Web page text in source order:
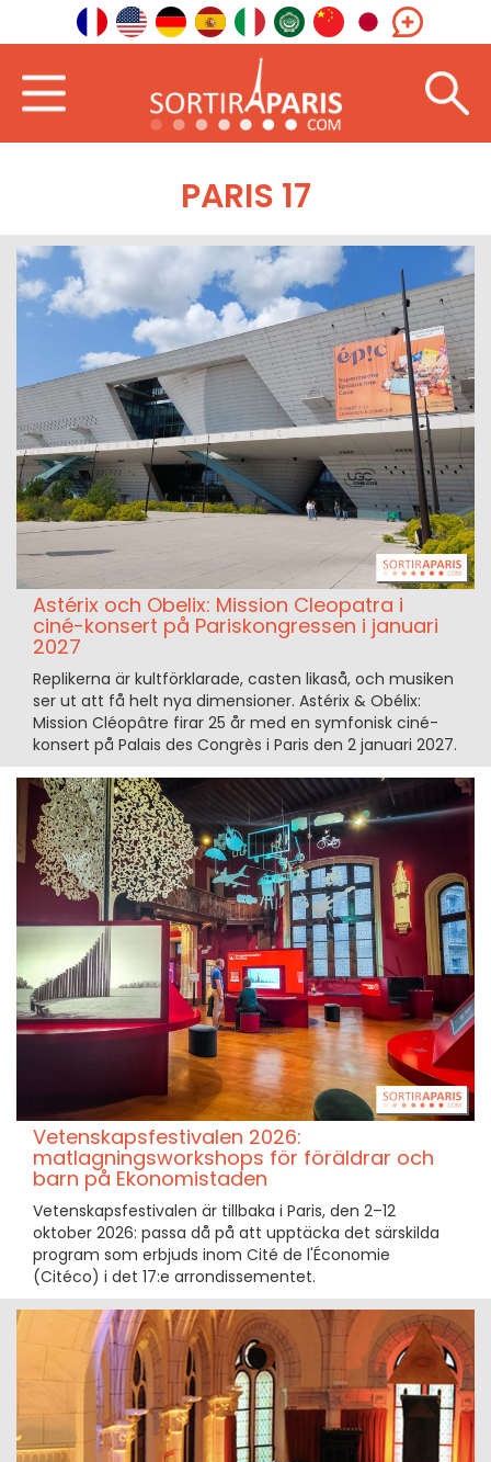
PARIS 17
Astérix och Obelix: Mission Cleopatra i
ciné-konsert på Pariskongressen i januari
2027
Replikerna är kultförklarade, casten likaså, och musiken
ser ut att få helt nya dimensioner. Astérix & Obélix:
Mission Cléopâtre firar 25 år med en symfonisk ciné-
konsert på Palais des Congrès i Paris den 2 januari 2027.
Vetenskapsfestivalen 2026:
matlagningsworkshops för föräldrar och
barn på Ekonomistaden
Vetenskapsfestivalen är tillbaka i Paris, den 2–12
oktober 2026: passa då på att upptäcka det särskilda
program som erbjuds inom Cité de l'Économie
(Citéco) i det 17:e arrondissementet.